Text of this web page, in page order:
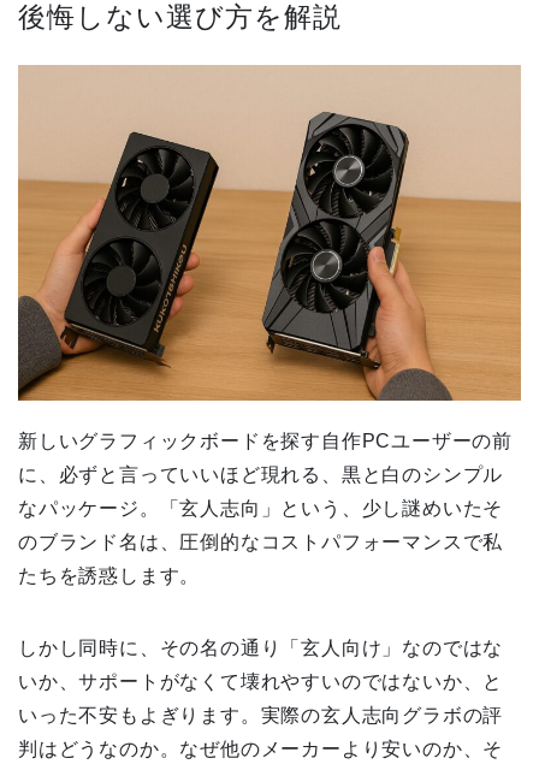
後悔しない選び方を解説
新しいグラフィックボードを探す自作PCユーザーの前
に、必ずと言っていいほど現れる、黒と白のシンプル
なパッケージ。「玄人志向」という、少し謎めいたそ
のブランド名は、圧倒的なコストパフォーマンスで私
たちを誘惑します。
しかし同時に、その名の通り「玄人向け」なのではな
いか、サポートがなくて壊れやすいのではないか、と
いった不安もよぎります。実際の玄人志向グラボの評
判はどうなのか。なぜ他のメーカーより安いのか、そ